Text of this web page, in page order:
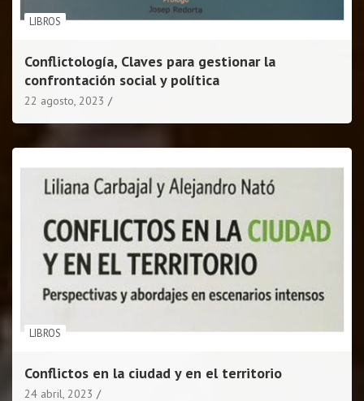
LIBROS
Conflictología, Claves para gestionar la
confrontación social y política
22 agosto, 2023
LIBROS
Conflictos en la ciudad y en el territorio
24 abril, 2023